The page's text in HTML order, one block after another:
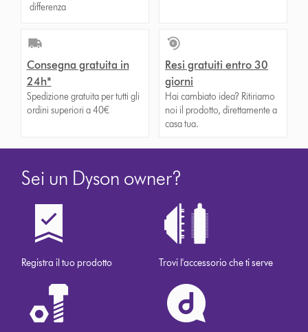
differenza
Consegna gratuita in
24h*
Spedizione gratuita per tutti gli
ordini superiori a 40€
Resi gratuiti entro 30
giorni
Hai cambiato idea? Ritiriamo
noi il prodotto, direttamente a
casa tua.
Sei un Dyson owner?
Registra il tuo prodotto Trovi l'accessorio che ti serve